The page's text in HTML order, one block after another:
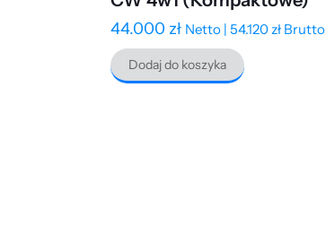
44.000 zł Netto | 54.120 zł Brutto
Dodaj do koszyka